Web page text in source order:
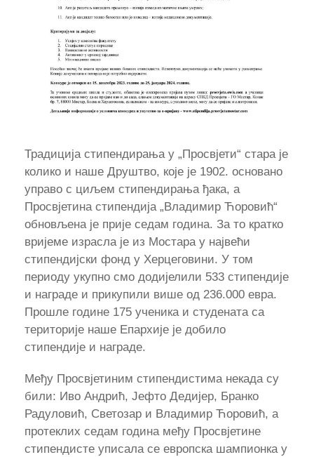
Традиција стипендирања у „Просвјети“ стара је
колико и наше Друштво, које је 1902. основано
управо с циљем стипендирања ђака, а
Просвјетина стипендија „Владимир Ћоровић“
обновљена је прије седам година. За то кратко
вријеме израсла је из Мостара у највећи
стипендијски фонд у Херцеговини. У том
периоду укупно смо додијелили 533 стипендије
и награде и прикупили више од 236.000 евра.
Прошле године 175 ученика и студената са
територије наше Епархије je добило
стипендије и награде.
Међу Просвјетиним стипендистима некада су
били: Иво Андрић, Јефто Дедијер, Бранко
Радуловић, Светозар и Владимир Ћоровић, а
протеклих седам година међу Просвјетине
стипендисте уписала се европска шампионка у